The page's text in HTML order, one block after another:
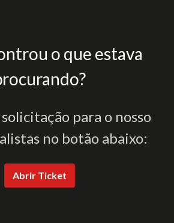
o que estava
solicitação para o nosso
no botão abaixo:
Abrir Ticket